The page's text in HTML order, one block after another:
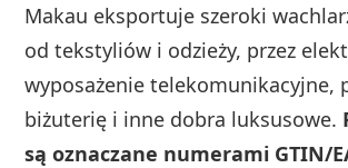
Makau eksportuje szeroki
od tekstyliów i odzieży, przez
wyposażenie telekomunikacyjne,
biżuterię i inne dobra luksusowe.
są oznaczane numerami GTIN/